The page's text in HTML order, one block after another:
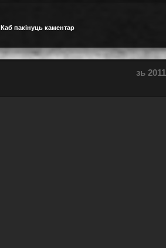
Каб пакінуць каментар
зь 2011